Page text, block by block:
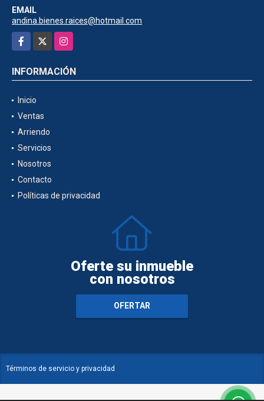
EMAIL
andina.bienes.raices@hotmail.com
Facebook
Instagram
INFORMACIÓN
Inicio
Ventas
Arriendo
Servicios
Nosotros
Contacto
Políticas de privacidad
Oferte su inmueble
con nosotros
OFERTAR
Términos de servicio y privacidad